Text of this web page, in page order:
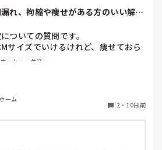
応出来ています。）
りていない施設にとっては貴重な存在に
くても現場で利用者様と会話はするの
すが、資格取得支援が受けられる可能
れ、拘縮や痩せがある方のいい解決
ついての質問です。
サイズでいけるけれど、痩せておら
でき、そこから漏れてしまう方がた
ている方がほとんどです。
策や、おすすめの選び方・当て方など
す。
ーム ケア
ーム
2・ 10日前